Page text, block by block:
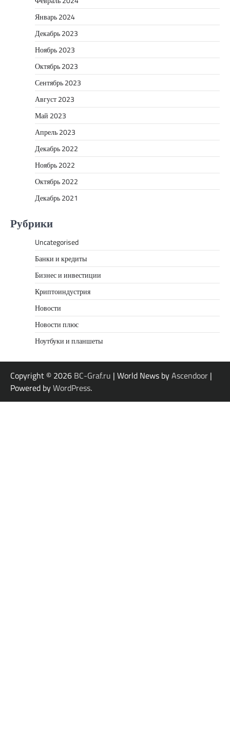
Январь 2024
Декабрь 2023
Ноябрь 2023
Октябрь 2023
Сентябрь 2023
Август 2023
Май 2023
Апрель 2023
Декабрь 2022
Ноябрь 2022
Октябрь 2022
Декабрь 2021
Рубрики
Uncategorised
Банки и кредиты
Бизнес и инвестиции
Криптоиндустрия
Новости
Новости плюс
Ноутбуки и планшеты
Copyright © 2026 BC-Graf.ru | World News byAscendoor |
Powered byWordPress.